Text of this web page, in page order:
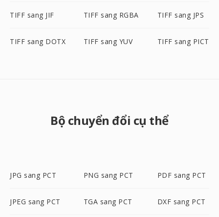
TIFF sang JIF TIFF sang RGBA TIFF sang JPS
TIFF sang DOTX TIFF sang YUV TIFF sang PICT
Bộ chuyển đổi cụ thể
JPG sang PCT PNG sang PCT PDF sang PCT
JPEG sang PCT TGA sang PCT DXF sang PCT